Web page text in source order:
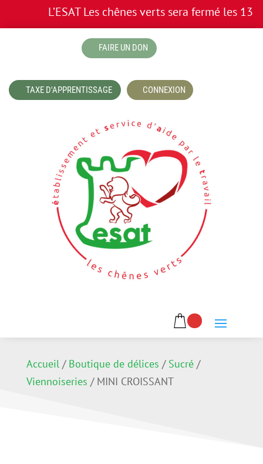
L’ESAT Les chênes verts sera fermé les
FAIRE UN DON
TAXE D'APPRENTISSAGE CONNEXION
Accueil/ Boutique de délices / Sucré/
Viennoiseries / MINI CROISSANT